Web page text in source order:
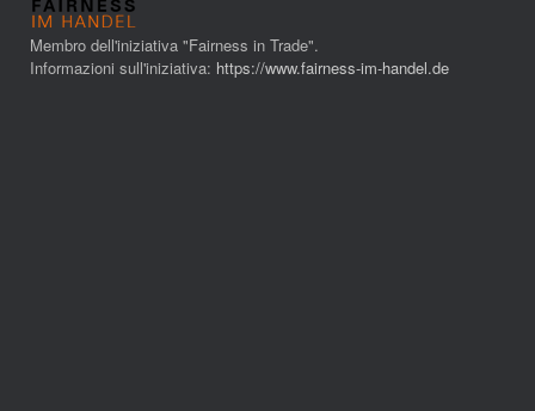
Membro dell'iniziativa "Fairness in Trade".
Informazioni sull'iniziativa: https://www.fairness-im-handel.de